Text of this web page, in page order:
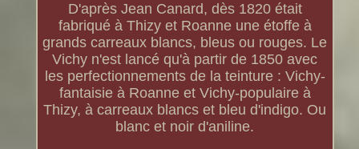
D'après Jean Canard, dès 1820 était
fabriqué à Thizy et Roanne une étoffe à
grands carreaux blancs, bleus ou rouges. Le
Vichy n'est lancé qu'à partir de 1850 avec
les perfectionnements de la teinture : Vichy-
fantaisie à Roanne et Vichy-populaire à
Thizy, à carreaux blancs et bleu d'indigo. Ou
blanc et noir d'aniline.